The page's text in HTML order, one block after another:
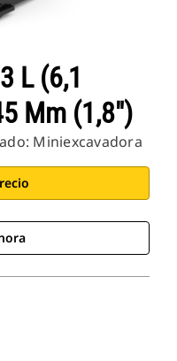
L (6,1
Mm (1,8")
Miniexcavadora